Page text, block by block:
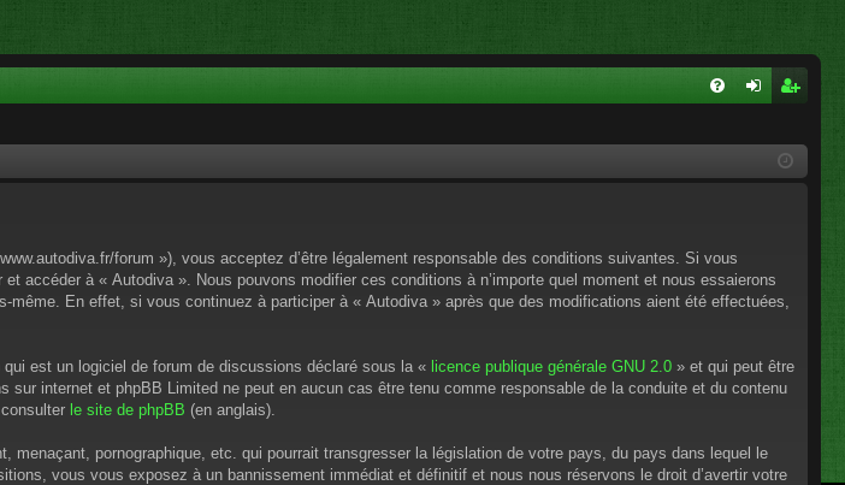
cri
forum »), vous acceptez d’être légalement responsable des conditions suivantes. Si vous
accéder à « Autodiva ». Nous pouvons modifier ces conditions à n’importe quel moment et nous essaierons
En effet, si vous continuez à participer à « Autodiva » après que des modifications aient été effectuées,
est un logiciel de forum de discussions déclaré sous la « licence publique générale GNU 2.0 » et qui peut être
internet et phpBB Limited ne peut en aucun cas être tenu comme responsable de la conduite et du contenu
le site de phpBB (en anglais).
pornographique, etc. qui pourrait transgresser la législation de votre pays, du pays dans lequel le
vous vous exposez à un bannissement immédiat et définitif et nous nous réservons le droit d’avertir votre